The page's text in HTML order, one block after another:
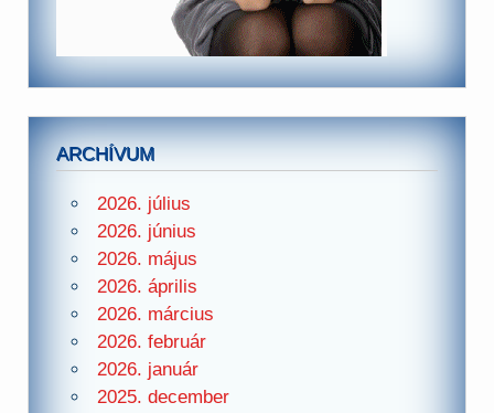
ARCHÍVUM
2026. július
2026. június
2026. május
2026. április
2026. március
2026. február
2026. január
2025. december